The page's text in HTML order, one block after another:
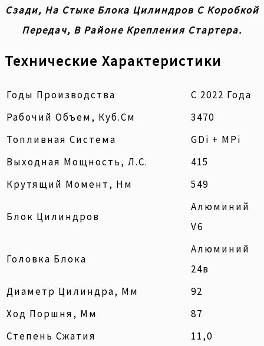
Сзади, На Стыке Блока Цилиндров С Коробкой
Передач, В Районе Крепления Стартера.
Технические Характеристики
Годы Производства
С 2022 Года
Рабочий Объем, Куб.см
3470
Топливная Система
GDi + MPi
Выходная Мощность, Л.с.
415
Крутящий Момент, Нм
549
Блок Цилиндров
Алюминий
V6
Головка Блока
Алюминий
24в
Диаметр Цилиндра, Мм
92
Ход Поршня, Мм
87
Степень Сжатия
11,0